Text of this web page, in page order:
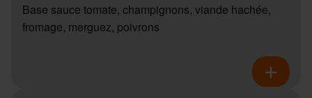
Base sauce tomate, champignons, viande hachée,
fromage, merguez, poivrons